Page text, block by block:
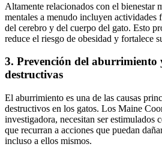
Altamente relacionados con el bienestar
mentales a menudo incluyen actividades
del cerebro y del cuerpo del gato. Esto
reduce el riesgo de obesidad y fortalece
3. Prevención del aburrimiento
destructivas
El aburrimiento es una de las causas
destructivos en los gatos. Los Maine
investigadora, necesitan ser estimulados
que recurran a acciones que puedan
incluso a ellos mismos.